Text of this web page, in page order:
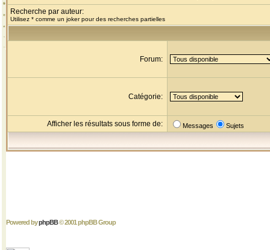
Recherche par auteur:
Utilisez * comme un joker pour des recherches partielles
Forum:
Catégorie:
Afficher les résultats sous forme de: Messages Sujets
Powered byphpBB© 2001 phpBB Group